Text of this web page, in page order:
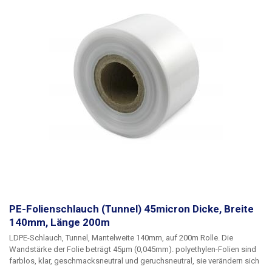
PE-Folienschlauch (Tunnel) 45micron Dicke, Breite
140mm, Länge 200m
LDPE-Schlauch, Tunnel, Mantelweite 140mm, auf 200m Rolle. Die
Wandstärke der Folie beträgt 45µm (0,045mm). polyethylen-Folien sind
farblos, klar, geschmacksneutral und geruchsneutral, sie verändern sich